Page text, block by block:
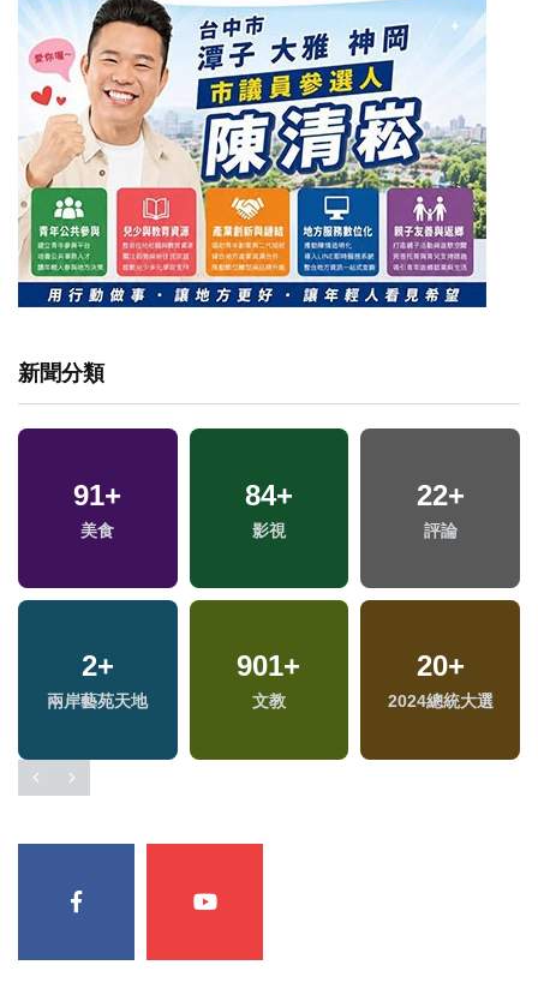
新聞分類
91+
美食
84+
影視
22+
評論
2+
兩岸藝苑天地
901+
文教
20+
2024總統大選